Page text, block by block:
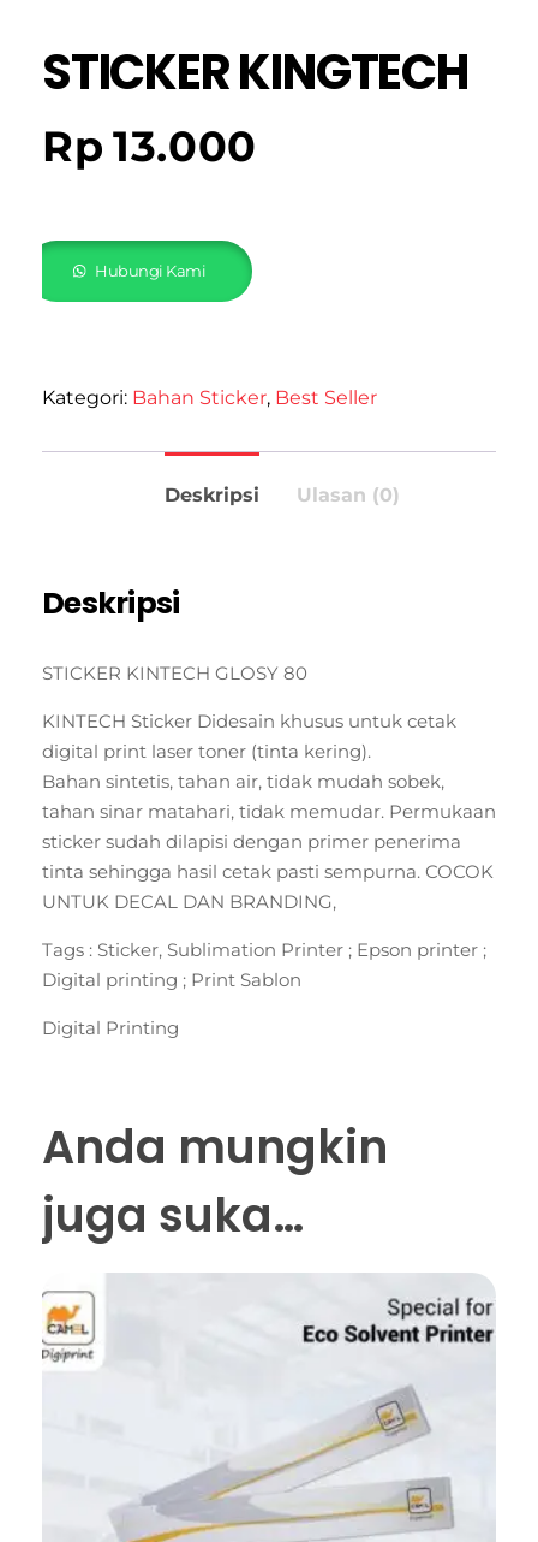
STICKER KINGTECH
Rp 13.000
Hubungi Kami
Kategori: Bahan Sticker, Best Seller
Deskripsi Ulasan (0)
Deskripsi
STICKER KINTECH GLOSY 80
KINTECH Sticker Didesain khusus untuk cetak
digital print laser toner (tinta kering).
Bahan sintetis, tahan air, tidak mudah sobek,
tahan sinar matahari, tidak memudar. Permukaan
sticker sudah dilapisi dengan primer penerima
tinta sehingga hasil cetak pasti sempurna. COCOK
UNTUK DECAL DAN BRANDING,
Tags : Sticker, Sublimation Printer ; Epson printer ;
Digital printing ; Print Sablon
Digital Printing
Anda mungkin
juga suka…